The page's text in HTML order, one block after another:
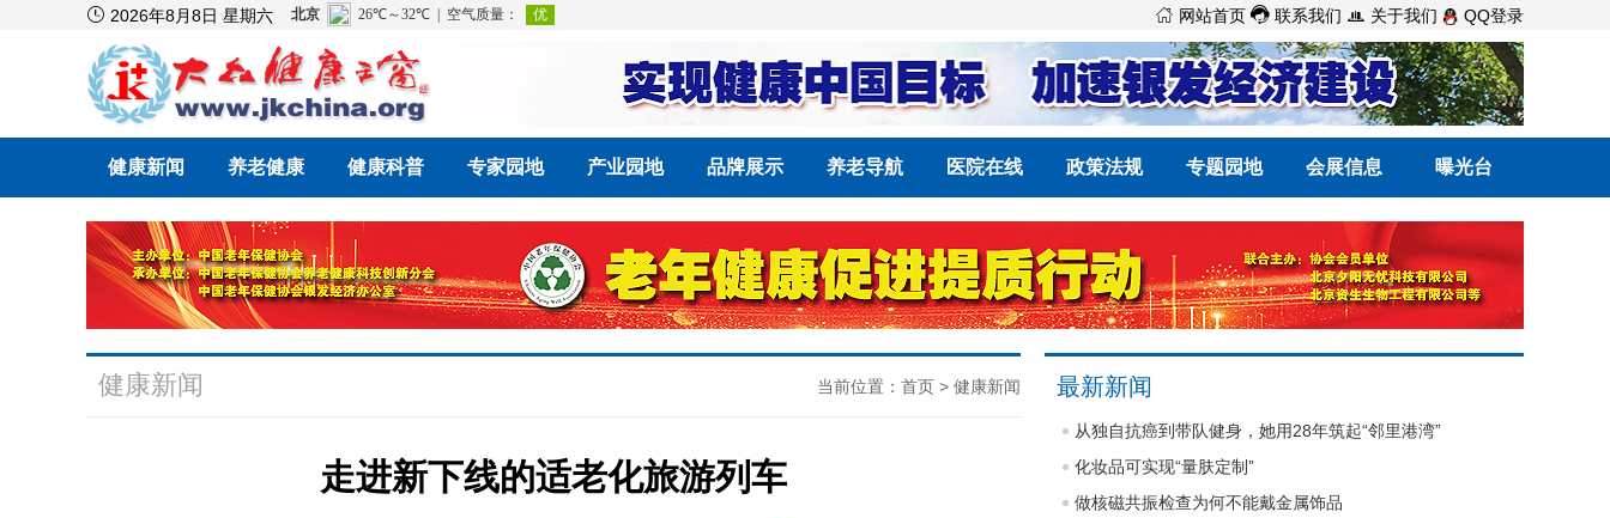
 2026年8月8日 星期六  网站首页  联系我们  关于我们 QQ登录
健康新闻 养老健康 健康科普 专家园地 产业园地 品牌展示 养老导航 医院在线 政策法规 专题园地 会展信息 曝光台
健康新闻 当前位置： 首页 > 健康新闻
走进新下线的适老化旅游列车
最新新闻
从独自抗癌到带队健身，她用28年筑起“邻里港湾”
化妆品可实现“量肤定制”
做核磁共振检查为何不能戴金属饰品